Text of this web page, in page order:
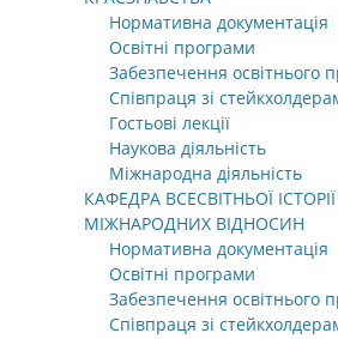
Нормативна документація
Освітні програми
Забезпечення освітнього
Співпраця зі
Гостьові лекції
Наукова діяльність
Міжнародна діяльність
КАФЕДРА ВСЕСВІТНЬОЇ
МІЖНАРОДНИХ ВІДНОСИН
Нормативна документація
Освітні програми
Забезпечення освітнього
Співпраця зі